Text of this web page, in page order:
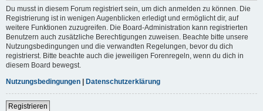
Du musst in diesem Forum registriert sein, um dich anmelden zu können. Die
Registrierung ist in wenigen Augenblicken erledigt und ermöglicht dir, auf
weitere Funktionen zuzugreifen. Die Board-Administration kann registrierten
Benutzern auch zusätzliche Berechtigungen zuweisen. Beachte bitte unsere
Nutzungsbedingungen und die verwandten Regelungen, bevor du dich
registrierst. Bitte beachte auch die jeweiligen Forenregeln, wenn du dich in
diesem Board bewegst.
Nutzungsbedingungen | Datenschutzerklärung
Registrieren